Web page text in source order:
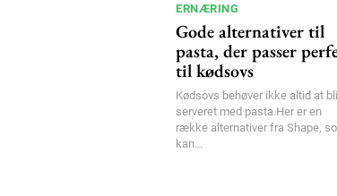
ERNÆRING
Gode alternativer til
pasta, der passer
til kødsovs
Kødsovs behøver ikke altid at
serveret med pasta.Her er en
række alternativer fra Shape,
kan...